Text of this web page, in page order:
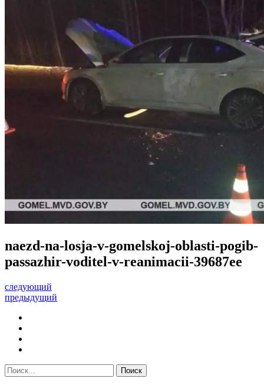
naezd-na-losja-v-gomelskoj-oblasti-pogib-
passazhir-voditel-v-reanimacii-39687ee
следующий
предыдущий